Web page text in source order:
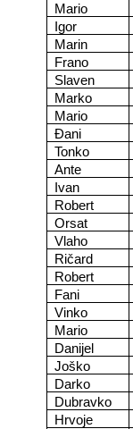
Mario
Igor
Marin
Frano
Slaven
Marko
Mario
Đani
Tonko
Ante
Ivan
Robert
Orsat
Vlaho
Ričard
Robert
Fani
Vinko
Mario
Danijel
Joško
Darko
Dubravko
Hrvoje